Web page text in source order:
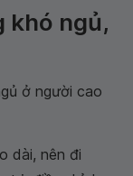
khó ngủ,
ở người cao
dài, nên đi